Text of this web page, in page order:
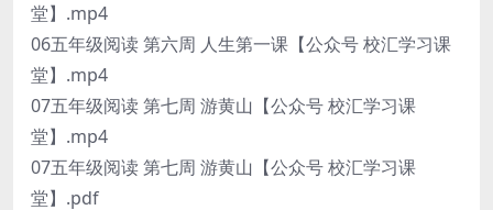
堂】.mp4
06五年级阅读 第六周 人生第一课【公众号 校汇学习课
堂】.mp4
07五年级阅读 第七周 游黄山【公众号 校汇学习课
堂】.mp4
07五年级阅读 第七周 游黄山【公众号 校汇学习课
堂】.pdf